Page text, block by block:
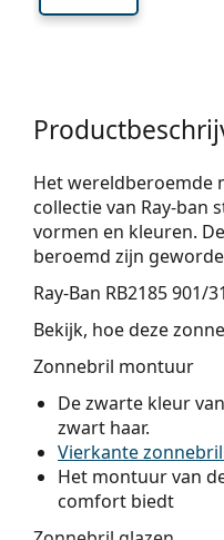
Het wereldberoemde
collectie van Ray-ban
vormen en kleuren.
beroemd zijn
Ray-Ban RB2185 901/
Bekijk, hoe deze
Zonnebril montuur
De zwarte kleur
zwart haar.
Vierkante
Het montuur van
comfort biedt